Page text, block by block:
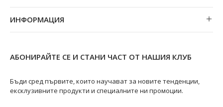
Гривни
ИНФОРМАЦИЯ
Магазини
Ремонт на бижута
Видове перли
АБОНИРАЙТЕ СЕ И СТАНИ ЧАСТ ОТ НАШИЯ КЛУБ
Бъди сред първите, които научават за новите тенденции,
ексклузивните продукти и специалните ни промоции.